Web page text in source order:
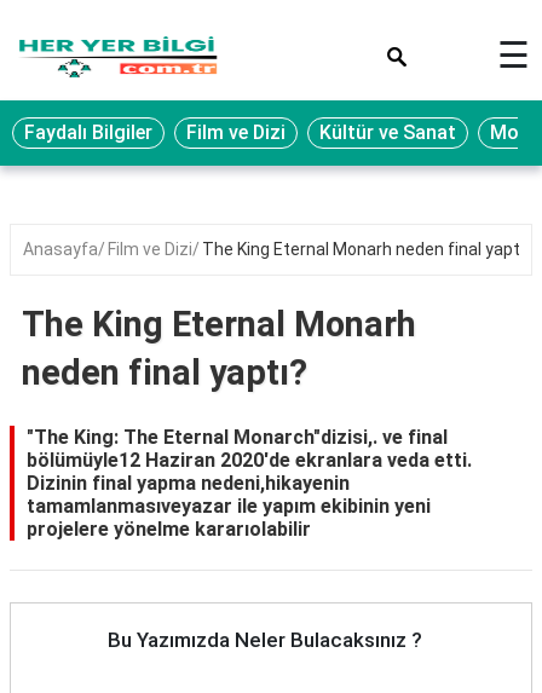
Eğitim
Ekonomi
Seyahat
Oyun
Yaşam
Hukuk
Blog
☰
Faydalı Bilgiler Film ve Dizi Kültür ve Sanat
Anasayfa Film ve Dizi The King Eternal Monarh neden final yaptı?
The King Eternal Monarh
neden final yaptı?
"The King: The Eternal Monarch"dizisi,. ve final
bölümüyle12 Haziran 2020'de ekranlara veda etti.
Dizinin final yapma nedeni,hikayenin
tamamlanmasıveyazar ile yapım ekibinin yeni
projelere yönelme kararıolabilir
Bu Yazımızda Neler Bulacaksınız ?